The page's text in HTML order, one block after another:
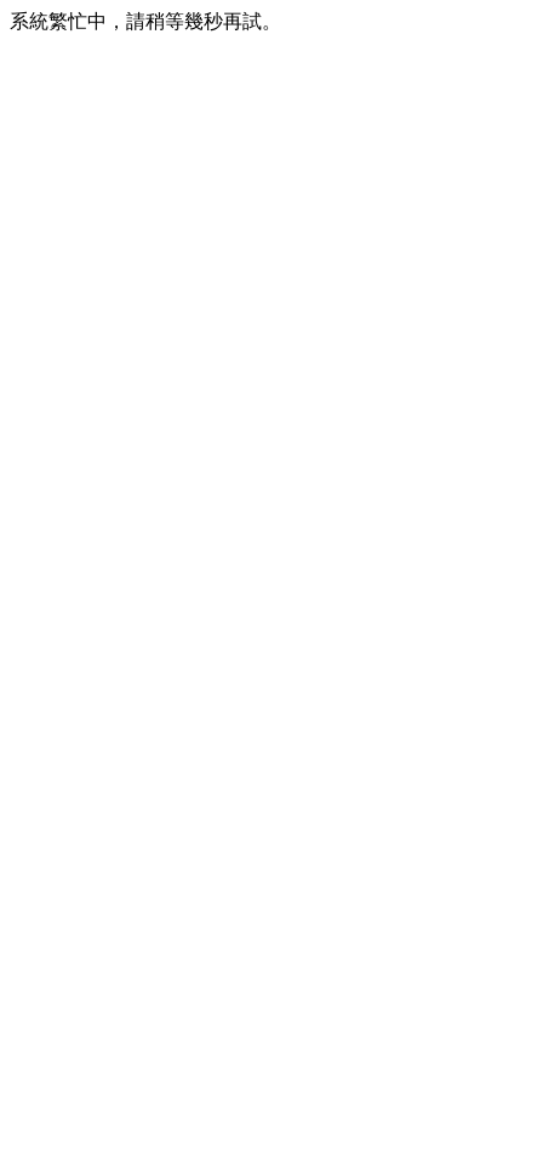
系統繁忙中，請稍等幾秒再試。